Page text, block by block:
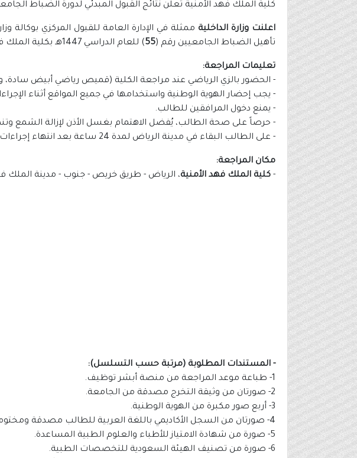
كلية الملك فهد الأمنية تعلن نتائج القبول المبدئي لدورة الضباط
اعلنت وزارة الداخلية ممثلة في الإدارة العامة للقبول المركزي بوكالة
تأهيل الضباط الجامعيين رقم (55) للعام الدراسي 1447هـ بكلية الملك فهد الأمنية، وذلك وفقاً للتفاصيل الموضحة أدناه.
تعليمات المراجعة:
- الحضور بالزي الرياضي عند مراجعة الكلية (قميص رياضي أبيض سادة،
- يجب إحضار الهوية الوطنية واستخدامها في جميع المواقع أثناء
- يمنع دخول المرافقين للطالب.
- حرصاً على صحة الطالب، يُفضل الاهتمام بغسل الأذن لإزالة الشمع
- على الطالب البقاء في مدينة الرياض لمدة 24 ساعة بعد انتهاء إجراءات القبول وذلك تحسباً لأي إعادة تُطلب من الطالب.
مكان المراجعة:
- كلية الملك فهد الأمنية، الرياض - طريق خريص - جنوب - مدينة الملك فهد
- المستندات المطلوبة (مرتبة حسب التسلسل):
1- طباعة موعد المراجعة من منصة أبشر توظيف.
2- صورتان من وثيقة التخرج مصدقة من الجامعة.
3- أربع صور مكبرة من الهوية الوطنية.
4- صورتان من السجل الأكاديمي باللغة العربية للطالب مصدقة ومختومة من الجامعة.
5- صورة من شهادة الامتياز للأطباء والعلوم الطبية المساعدة.
6- صورة من تصنيف الهيئة السعودية للتخصصات الطبية.